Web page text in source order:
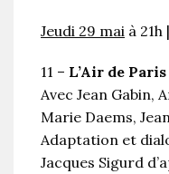
Jeudi 29 mai à 21h |
11 – L’Air de Paris
Avec Jean Gabin,
Marie Daems,
Adaptation et
Jacques Sigurd